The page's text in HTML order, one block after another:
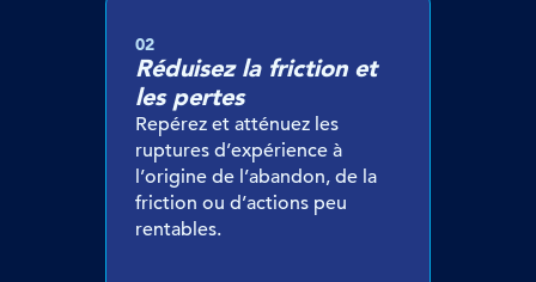
02
Réduisez la friction et
les pertes
Repérez et atténuez les
ruptures d’expérience à
l’origine de l’abandon, de la
friction ou d’actions peu
rentables.